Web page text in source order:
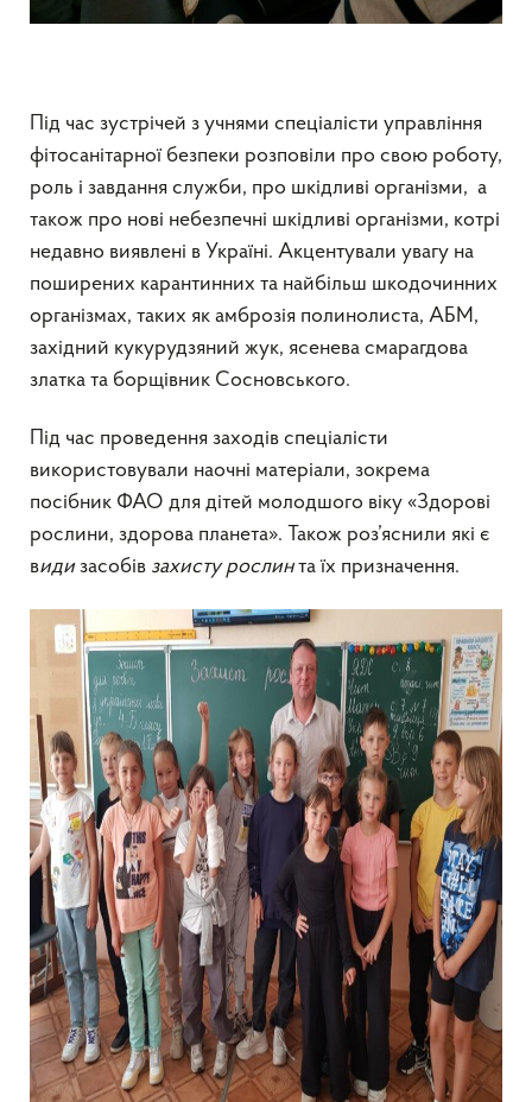
Під час зустрічей з учнями спеціалісти управління
фітосанітарної безпеки розповіли про свою роботу,
роль і завдання служби, про шкідливі організми, а
також про нові небезпечні шкідливі організми, котрі
недавно виявлені в Україні. Акцентували увагу на
поширених карантинних та найбільш шкодочинних
організмах, таких як амброзія полинолиста, АБМ,
західний кукурудзяний жук, ясенева смарагдова
златка та борщівник Сосновського.
Під час проведення заходів спеціалісти
використовували наочні матеріали, зокрема
посібник ФАО для дітей молодшого віку «Здорові
рослини, здорова планета». Також роз’яснили які є
види засобів захисту рослинта їх призначення.